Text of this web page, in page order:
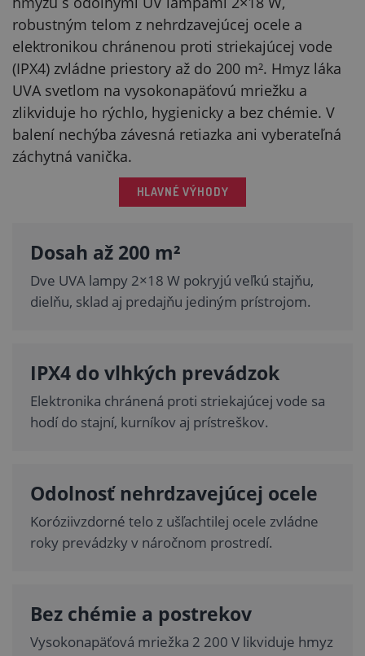
robustným telom z nehrdzavejúcej ocele a
elektronikou chránenou proti striekajúcej vode
(IPX4) zvládne priestory až do 200 m². Hmyz láka
UVA svetlom na vysokonapäťovú mriežku a
zlikviduje ho rýchlo, hygienicky a bez chémie. V
balení nechýba závesná retiazka ani vyberateľná
záchytná vanička.
HLAVNÉ VÝHODY
Dosah až 200 m²
Dve UVA lampy 2×18 W pokryjú veľkú stajňu,
dielňu, sklad aj predajňu jediným prístrojom.
IPX4 do vlhkých prevádzok
Elektronika chránená proti striekajúcej vode sa
hodí do stajní, kurníkov aj prístreškov.
Odolnosť nehrdzavejúcej ocele
Koróziivzdorné telo z ušľachtilej ocele zvládne
roky prevádzky v náročnom prostredí.
Bez chémie a postrekov
Vysokonapäťová mriežka 2 200 V likviduje hmyz